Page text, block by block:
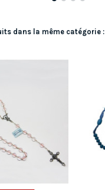
dans la même catégorie :